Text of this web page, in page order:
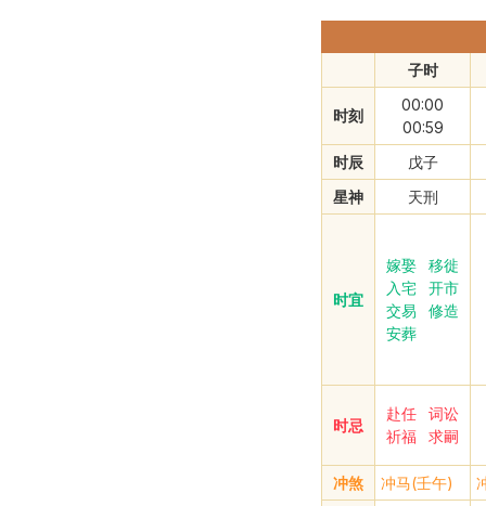
子时
时刻
00:00
00:59
时辰
戊子
星神
天刑
时宜
嫁娶
移徙
入宅
开市
交易
修造
安葬
时忌
赴任
词讼
祈福
求嗣
冲煞 冲马(壬午)